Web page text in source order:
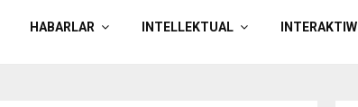
HABARLAR INTELLEKTUAL INTERAKTIW